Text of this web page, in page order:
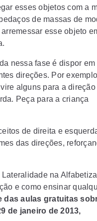
esses objetos com a
de massas de
esse objeto
nessa fase é dispor em
direções. Por
alguns para a direção
Peça para a criança
de direita e
das direções,
na
e como ensinar
das aulas gratuitas
de janeiro de 2013,